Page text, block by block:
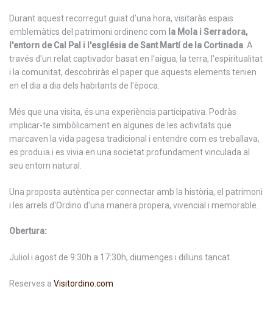
Durant aquest recorregut guiat d’una hora, visitaràs espais
emblemàtics del patrimoni ordinenc com la Mola i Serradora,
l'entorn de Cal Pal i l'església de Sant Martí de la Cortinada . A
través d'un relat captivador basat en l'aigua, la terra, l'espiritualitat
i la comunitat, descobriràs el paper que aquests elements tenien
en el dia a dia dels habitants de l'època.
Més que una visita, és una experiència participativa. Podràs
implicar-te simbòlicament en algunes de les activitats que
marcaven la vida pagesa tradicional i entendre com es treballava,
es produïa i es vivia en una societat profundament vinculada al
seu entorn natural.
Una proposta autèntica per connectar amb la història, el patrimoni
i les arrels d'Ordino d'una manera propera, vivencial i memorable.
Obertura:
Juliol i agost de 9:30h a 17:30h, diumenges i dilluns tancat.
Reserves a Visitordino.com